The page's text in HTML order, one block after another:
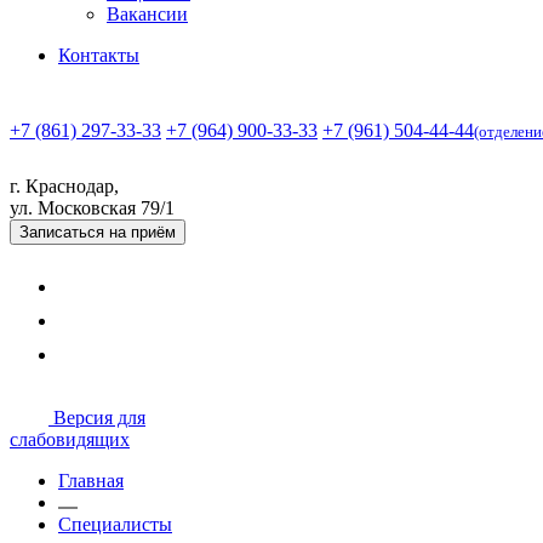
Вакансии
Контакты
+7 (861) 297-33-33 +7 (964) 900-33-33 +7 (961) 504-44-44
г. Краснодар,
ул. Московская 79/1
Записаться на приём
Версия для
слабовидящих
Главная
Специалисты